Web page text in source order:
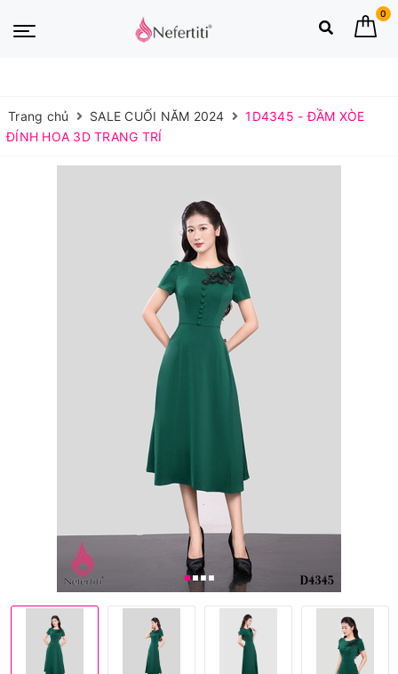
0
Trang chủ SALE CUỐI NĂM 2024
1D4345 - ĐẦM XÒE
ĐÍNH HOA 3D TRANG TRÍ